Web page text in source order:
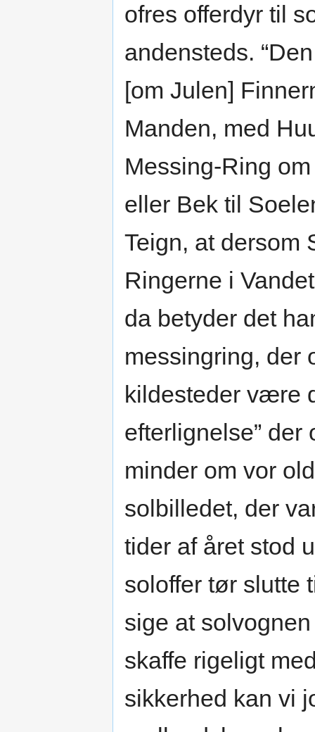
ofres offerdyr til
andensteds.
[om Julen]
Manden, med
Messing-Ring
eller Bek til
Teign, at dersom
Ringerne i
da betyder det
messingring, der
kildesteder være
efterlignelse”
minder om vor
solbilledet, der
tider af året stod
soloffer tør slutte
sige at
skaffe rigeligt
sikkerhed kan vi